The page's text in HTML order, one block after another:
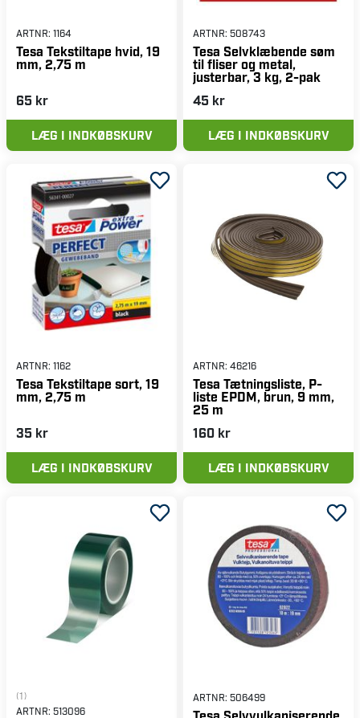
ARTNR: 1164
Tesa Tekstiltape hvid, 19
mm, 2,75 m
65 kr
LÆG I INDKØBSKURV
ARTNR: 508743
Tesa Selvklæbende søm
til fliser og metal,
justerbar, 3 kg, 2-pak
45 kr
LÆG I INDKØBSKURV
ARTNR: 1162
Tesa Tekstiltape sort, 19
mm, 2,75 m
35 kr
LÆG I INDKØBSKURV
ARTNR: 46216
Tesa Tætningsliste, P-
liste EPDM, brun, 9 mm,
25 m
160 kr
LÆG I INDKØBSKURV
(1)
ARTNR: 513096
ARTNR: 506499